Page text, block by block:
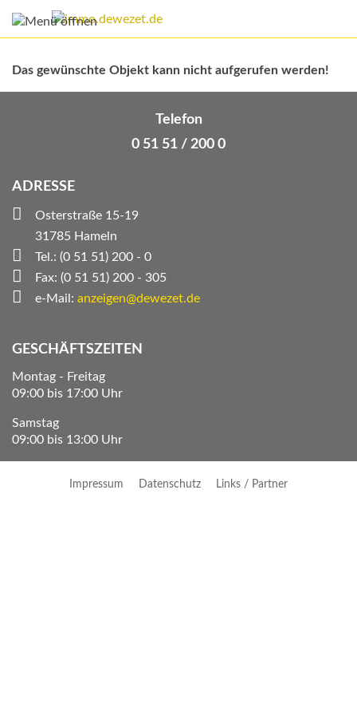
Das gewünschte Objekt kann nicht aufgerufen werden!
Telefon
0 51 51 / 200 0
ADRESSE
Osterstraße 15-19
31785 Hameln
Tel.: (0 51 51) 200 - 0
Fax: (0 51 51) 200 - 305
e-Mail: anzeigen@dewezet.de
GESCHÄFTSZEITEN
Montag - Freitag
09:00 bis 17:00 Uhr
Samstag
09:00 bis 13:00 Uhr
Impressum Datenschutz Links / Partner